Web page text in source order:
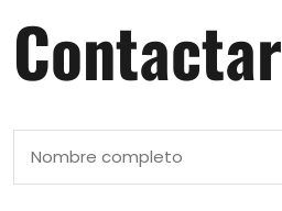
Contactar
completo